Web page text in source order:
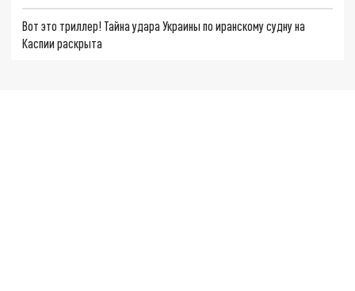
Вот это триллер! Тайна удара Украины по иранскому судну на
Каспии раскрыта